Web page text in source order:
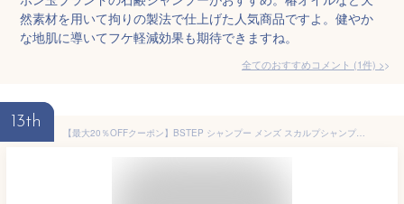
然素材を用いて拘りの製法で仕上げた人気商品ですよ。健やか
な地肌に導いてフケ軽減効果も期待できますね。
全てのおすすめコメント (1件) >
13th
【最大20％OFFクーポン】BSTEP シャンプー メンズ スカルプシャンプー 【ハリとコシのある髪×400ml】トリートメント不要 保湿 アミノ酸 フケ 痒み 対策 ヘアケア プレゼント ギフト